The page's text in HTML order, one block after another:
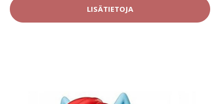
LISÄTIETOJA